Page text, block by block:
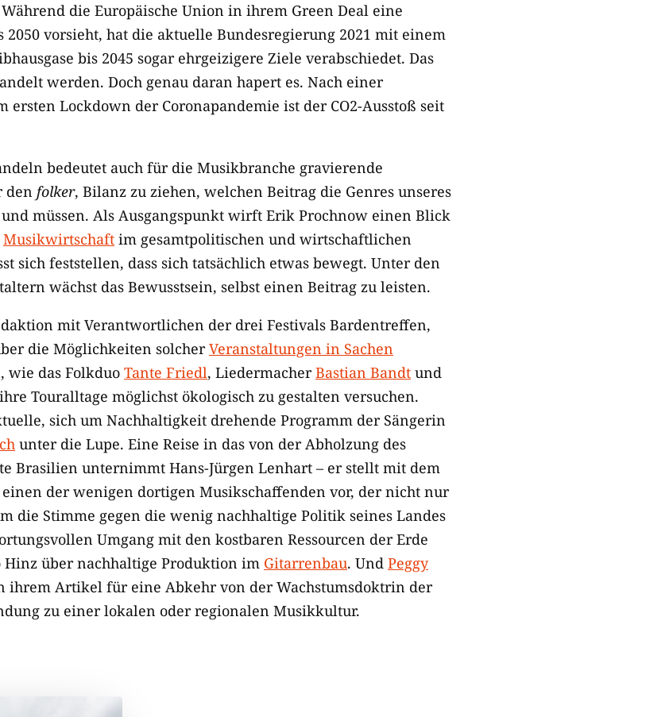
die Europäische Union in ihrem Green Deal eine
vorsieht, hat die aktuelle Bundesregierung 2021 mit einem
bis 2045 sogar ehrgeizigere Ziele verabschiedet. Das
werden. Doch genau daran hapert es. Nach einer
ersten Lockdown der Coronapandemie ist der CO2-Ausstoß seit
bedeutet auch für die Musikbranche gravierende
den folker, Bilanz zu ziehen, welchen Beitrag die Genres unseres
müssen. Als Ausgangspunkt wirft Erik Prochnow einen Blick
Musikwirtschaft im gesamtpolitischen und wirtschaftlichen
sich feststellen, dass sich tatsächlich etwas bewegt. Unter den
wächst das Bewusstsein, selbst einen Beitrag zu leisten.
mit Verantwortlichen der drei Festivals Bardentreffen,
die Möglichkeiten solcherVeranstaltungen in Sachen
wie das Folkduo Tante Friedl, LiedermacherBastian Bandt und
ihre Touralltage möglichst ökologisch zu gestalten versuchen.
sich um Nachhaltigkeit drehende Programm der Sängerin
unter die Lupe. Eine Reise in das von der Abholzung des
Brasilien unternimmt Hans-Jürgen Lenhart – er stellt mit dem
einen der wenigen dortigen Musikschaffenden vor, der nicht nur
die Stimme gegen die wenig nachhaltige Politik seines Landes
Umgang mit den kostbaren Ressourcen der Erde
Hinz über nachhaltige Produktion im Gitarrenbau. Und Peggy
ihrem Artikel für eine Abkehr von der Wachstumsdoktrin der
zu einer lokalen oder regionalen Musikkultur.